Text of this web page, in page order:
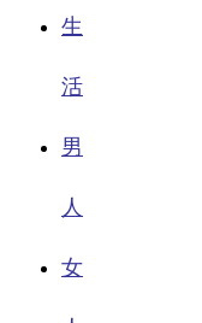
生
活
男
人
女